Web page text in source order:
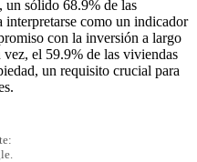
un sólido 68.9% de las
como un indicador
con la inversión a largo
el 59.9% de las viviendas
un requisito crucial para